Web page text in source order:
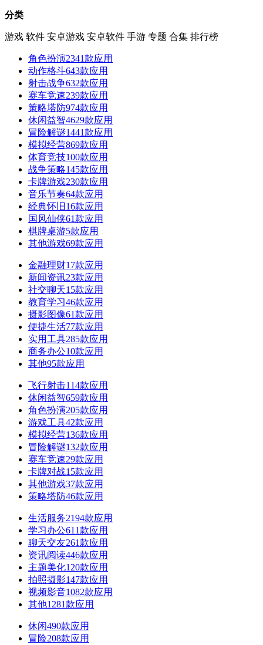
分类
游戏 软件 安卓游戏 安卓软件 手游 专题 合集 排行榜
角色扮演2341款应用
动作格斗643款应用
射击战争632款应用
赛车竞速239款应用
策略塔防974款应用
休闲益智4629款应用
冒险解谜1441款应用
模拟经营869款应用
体育竞技100款应用
战争策略145款应用
卡牌游戏230款应用
音乐节奏64款应用
经典怀旧 16款应用
国风仙侠61款应用
棋牌桌游5款应用
其他游戏69款应用
金融理财17款应用
新闻资讯23款应用
社交聊天15款应用
教育学习46款应用
摄影图像61款应用
便捷生活77款应用
实用工具285款应用
商务办公10款应用
其他95款应用
飞行射击114款应用
休闲益智659款应用
角色扮演205款应用
游戏工具42款应用
模拟经营136款应用
冒险解谜132款应用
赛车竞速29款应用
卡牌对战15款应用
其他游戏37款应用
策略塔防46款应用
生活服务2194款应用
学习办公611款应用
聊天交友261款应用
资讯阅读446款应用
主题美化120款应用
拍照摄影147款应用
视频影音1082款应用
其他1281款应用
休闲490款应用
冒险208款应用